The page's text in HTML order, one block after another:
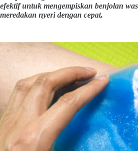
efektif untuk mengempiskan benjolan
meredakan nyeri dengan cepat.